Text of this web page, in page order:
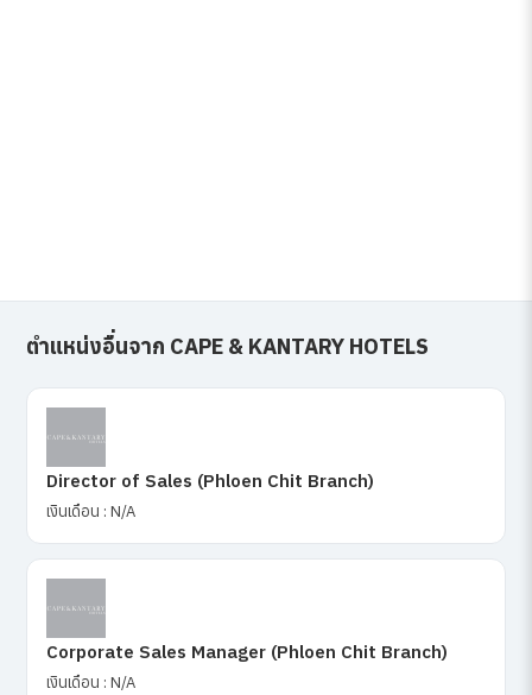
ตำแหน่งอื่นจาก CAPE & KANTARY HOTELS
Director of Sales (Phloen Chit Branch)
เงินเดือน : N/A
Corporate Sales Manager (Phloen Chit Branch)
เงินเดือน : N/A